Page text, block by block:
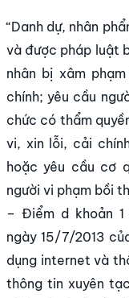
“Danh dự, nhân
và được pháp luật
nhân bị xâm
chính; yêu cầu
chức có thẩm
vi, xin lỗi, cải
hoặc yêu cầu cơ
người vi phạm bồi
– Điểm d khoản
ngày 15/7/2013
dụng internet và
thông tin xuyên